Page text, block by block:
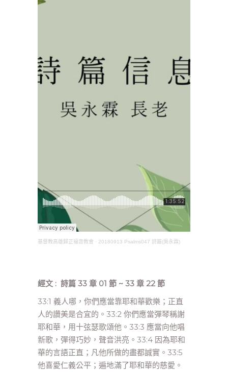
基督教高雄歸正福音教會 · 20180913 Psalms047 詩篇(吳永霖)
經文 : 詩篇 33 章 01 節 ~ 33 章 22 節
33:1 義人哪，你們應當靠耶和華歡樂；正直
人的讚美是合宜的。33:2 你們應當彈琴稱謝
耶和華，用十弦瑟歌頌他。33:3 應當向他唱
新歌，彈得巧妙，聲音洪亮。33:4 因為耶和
華的言語正直；凡他所做的盡都誠實。33:5
他喜愛仁義公平；遍地滿了耶和華的慈愛。